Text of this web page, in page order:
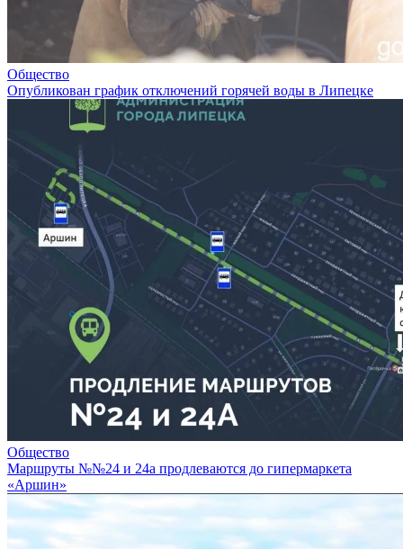
Общество
Опубликован график отключений горячей воды в Липецке
Общество
Маршруты №№24 и 24а продлеваются до гипермаркета
«Аршин»